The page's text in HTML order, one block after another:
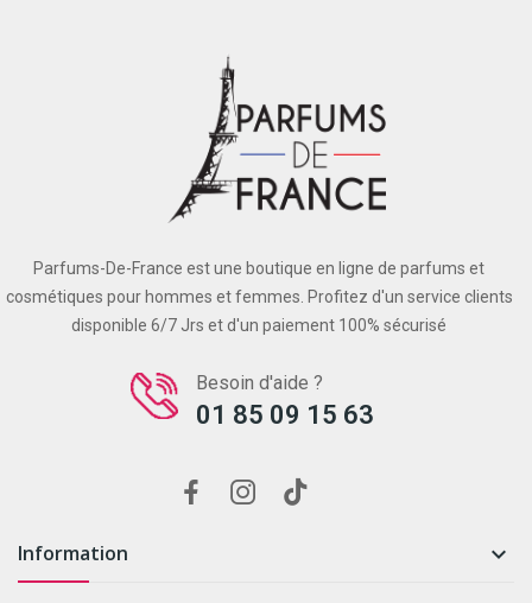
Parfums-De-France est une boutique en ligne de parfums et
cosmétiques pour hommes et femmes. Profitez d'un service clients
disponible 6/7 Jrs et d'un paiement 100% sécurisé
Besoin d'aide ?
01 85 09 15 63
Information 